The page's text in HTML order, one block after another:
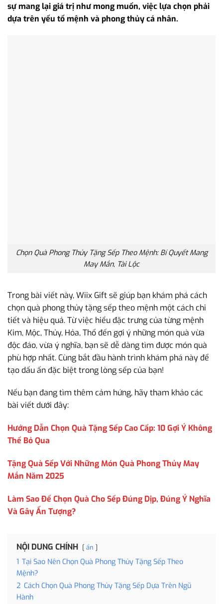
sự mang lại giá trị như mong muốn, việc lựa chọn phải
dựa trên yếu tố mệnh và phong thủy cá nhân.
Chọn Quà Phong Thủy Tặng Sếp Theo Mệnh: Bí Quyết Mang
May Mắn, Tài Lộc
Trong bài viết này, Wiix Gift sẽ giúp bạn khám phá cách
chọn quà phong thủy tặng sếp theo mệnh một cách chi
tiết và hiệu quả. Từ việc hiểu đặc trưng của từng mệnh
Kim, Mộc, Thủy, Hỏa, Thổ đến gợi ý những món quà vừa
độc đáo, vừa ý nghĩa, bạn sẽ dễ dàng tìm được món quà
phù hợp nhất. Cùng bắt đầu hành trình khám phá này để
tạo dấu ấn đặc biệt trong lòng sếp của bạn!
Nếu bạn đang tìm thêm cảm hứng, hãy tham khảo các
bài viết dưới đây:
Hướng Dẫn Chọn Quà Tặng Sếp Cao Cấp: 10 Gợi Ý Không
Thể Bỏ Qua
Tặng Quà Sếp Với Những Món Quà Phong Thủy May
Mắn Năm 2025
Làm Sao Để Chọn Quà Cho Sếp Đúng Dịp, Đúng Ý Nghĩa
Và Gây Ấn Tượng?
NỘI DUNG CHÍNH ẩn
1 Tại Sao Nên Chọn Quà Phong Thủy Tặng Sếp Theo
Mệnh?
2 Cách Chọn Quà Phong Thủy Tặng Sếp Dựa Trên Ngũ
Hành